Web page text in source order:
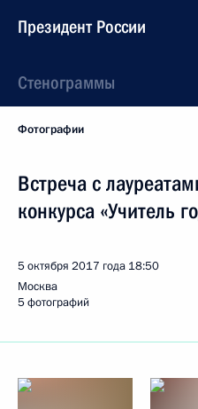
Президент России
Стенограммы
Фотографии
Встреча с
конкурса «Учитель
5 октября 2017 года 18:50
Москва
5 фотографий